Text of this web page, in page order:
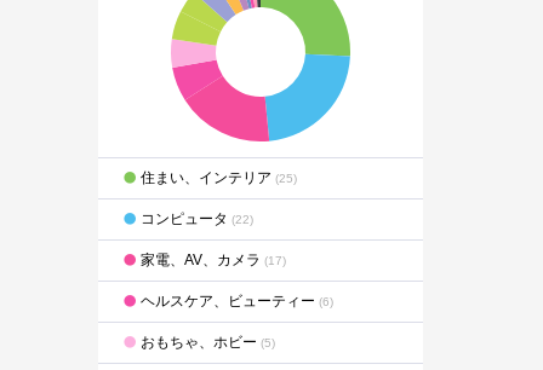
住まい、インテリア (25)
コンピュータ (22)
家電、AV、カメラ (17)
ヘルスケア、ビューティー (6)
おもちゃ、ホビー (5)